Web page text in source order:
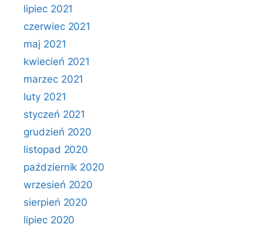
lipiec 2021
czerwiec 2021
maj 2021
kwiecień 2021
marzec 2021
luty 2021
styczeń 2021
grudzień 2020
listopad 2020
październik 2020
wrzesień 2020
sierpień 2020
lipiec 2020